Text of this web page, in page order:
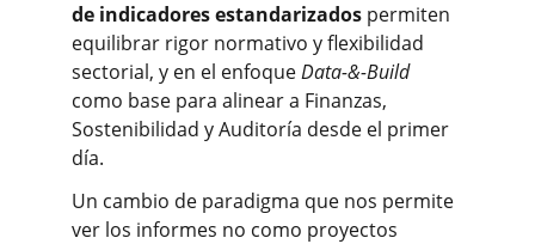
de indicadores estandarizados permiten
equilibrar rigor normativo y flexibilidad
sectorial, y en el enfoque Data-&-Build
como base para alinear a Finanzas,
Sostenibilidad y Auditoría desde el primer
día.
Un cambio de paradigma que nos permite
ver los informes no como proyectos